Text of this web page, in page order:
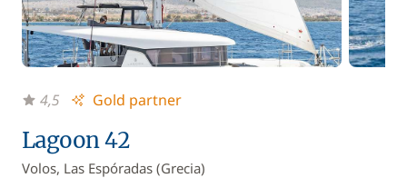
Lagoon 42
Volos, Las Espóradas (Grecia)
4,5 Gold partner